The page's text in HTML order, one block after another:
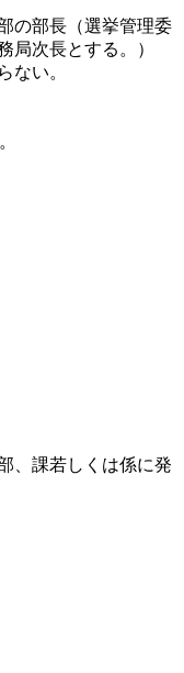
の部長（選挙管理委
局次長とする。）
ない。
、課若しくは係に発